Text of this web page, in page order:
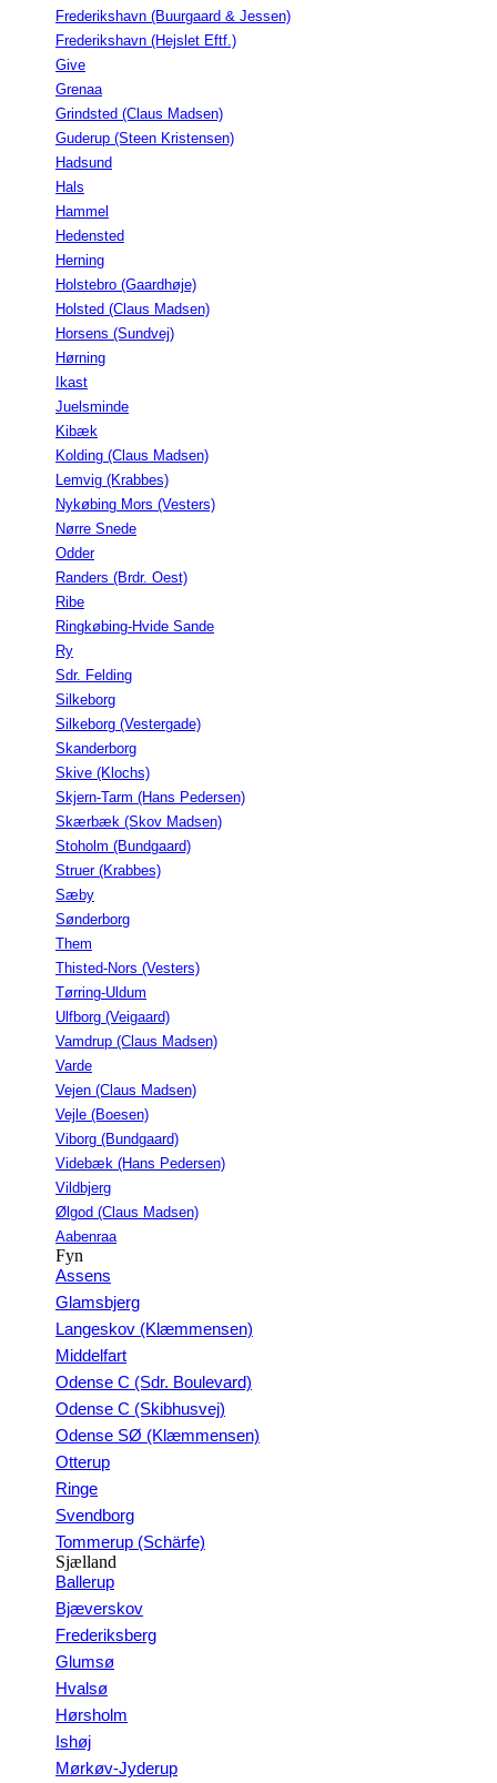
Frederikshavn (Buurgaard & Jessen)
Frederikshavn (Hejslet Eftf.)
Give
Grenaa
Grindsted (Claus Madsen)
Guderup (Steen Kristensen)
Hadsund
Hals
Hammel
Hedensted
Herning
Holstebro (Gaardhøje)
Holsted (Claus Madsen)
Horsens (Sundvej)
Hørning
Ikast
Juelsminde
Kibæk
Kolding (Claus Madsen)
Lemvig (Krabbes)
Nykøbing Mors (Vesters)
Nørre Snede
Odder
Randers (Brdr. Oest)
Ribe
Ringkøbing-Hvide Sande
Ry
Sdr. Felding
Silkeborg
Silkeborg (Vestergade)
Skanderborg
Skive (Klochs)
Skjern-Tarm (Hans Pedersen)
Skærbæk (Skov Madsen)
Stoholm (Bundgaard)
Struer (Krabbes)
Sæby
Sønderborg
Them
Thisted-Nors (Vesters)
Tørring-Uldum
Ulfborg (Veigaard)
Vamdrup (Claus Madsen)
Varde
Vejen (Claus Madsen)
Vejle (Boesen)
Viborg (Bundgaard)
Videbæk (Hans Pedersen)
Vildbjerg
Ølgod (Claus Madsen)
Aabenraa
Fyn
Assens
Glamsbjerg
Langeskov (Klæmmensen)
Middelfart
Odense C (Sdr. Boulevard)
Odense C (Skibhusvej)
Odense SØ (Klæmmensen)
Otterup
Ringe
Svendborg
Tommerup (Schärfe)
Sjælland
Ballerup
Bjæverskov
Frederiksberg
Glumsø
Hvalsø
Hørsholm
Ishøj
Mørkøv-Jyderup